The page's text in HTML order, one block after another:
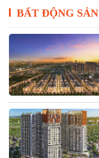
BẤT ĐỘNG SẢN